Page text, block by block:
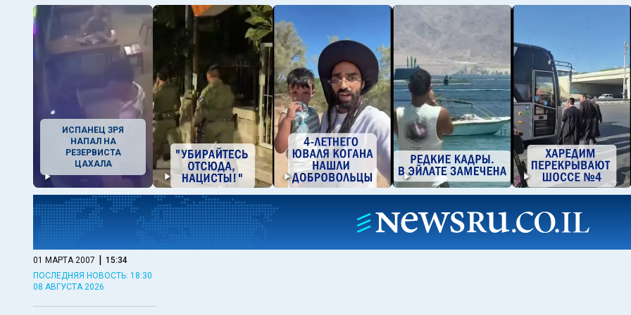
ИСПАНЕЦ ЗРЯ
НАПАЛ НА
РЕЗЕРВИСТА
ЦАХАЛА
01 МАРТА 2007 | 15:34
ПОСЛЕДНЯЯ НОВОСТЬ: 18:30
08 АВГУСТА 2026